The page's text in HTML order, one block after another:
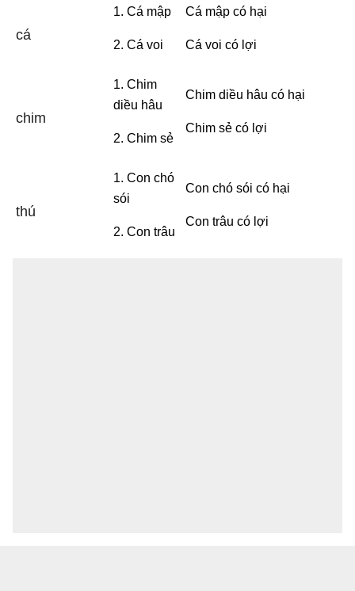
cá
1. Cá mập
2. Cá voi
Cá mập có hại
Cá voi có lợi
chim
1. Chim
diều hâu
2. Chim sẻ
Chim diều hâu có hại
Chim sẻ có lợi
thú
1. Con chó
sói
2. Con trâu
Con chó sói có hại
Con trâu có lợi